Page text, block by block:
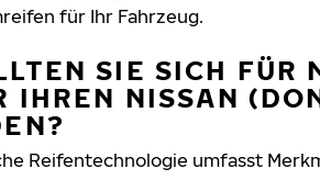
für Ihr Fahrzeug.
SIE SICH FÜR
IHREN NISSAN
Reifentechnologie umfasst